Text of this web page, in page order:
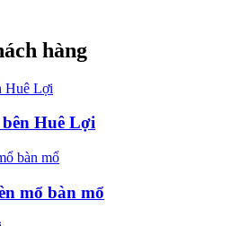
hàng
Huê Lợi
mổ bàn mổ